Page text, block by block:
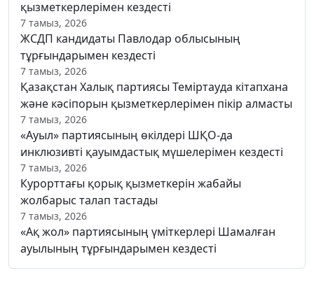
қызметкерлерімен кездесті
7 тамыз, 2026
ЖСДП кандидаты Павлодар облысының
тұрғындарымен кездесті
7 тамыз, 2026
Қазақстан Халық партиясы Теміртауда кітапхана
және кәсіпорын қызметкерлерімен пікір алмасты
7 тамыз, 2026
«Ауыл» партиясының өкілдері ШҚО-да
инклюзивті қауымдастық мүшелерімен кездесті
7 тамыз, 2026
Курорттағы қорық қызметкерін жабайы
жолбарыс талап тастады
7 тамыз, 2026
«Ақ жол» партиясының үміткерлері Шамалған
ауылының тұрғындарымен кездесті